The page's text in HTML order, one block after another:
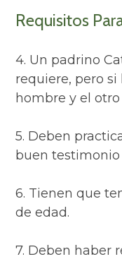
Requisitos
4. Un padrino
requiere, pero si
hombre y el
5. Deben
buen testimonio
6. Tienen que
de edad.
7. Deben haber